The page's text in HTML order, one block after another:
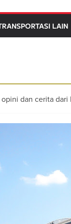
LAIN
dan cerita dari